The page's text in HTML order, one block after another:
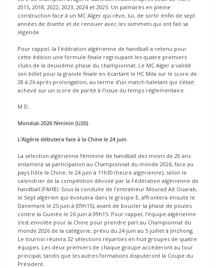
2015, 2018, 2022, 2023, 2024 et 2025. Un palmarès en pleine
construction face à un MC Alger qui rêve, lui, de sortir enfin de sept
années de disette et de renouer avec les sommets qui ont fait sa
légende.
Pour rappel, la Fédération algérienne de handball a retenu pour
cette édition une formule finale regroupant les quatre premiers
clubs de la deuxième phase du championnat. Le MC Alger a validé
son billet pour la grande finale en écartant le HC Mila sur le score de
28 à 26 après prolongation, au terme d’un match haletant qui s’était
achevé sur un score de parité à l’issue du temps réglementaire.
M.D.
Mondial-2026 féminin (U20)
L’Algérie débutera face à la Chine le 24 juin
La sélection algérienne féminine de handball des moins de 20 ans
entamera sa participation au Championnat du monde 2026, face au
pays hôte la Chine, le 24 juin à 11h30 (heure algérienne), selon le
calendrier de la compétition dévoilé par la Fédération algérienne de
handball (FAHB). Sous la conduite de l’entraîneur Mourad Ait Ouarab,
le Sept algérien qui évoluera dans le groupe E, affrontera ensuite le
Danemark le 25 juin à (09h15), avant de boucler la phase de poules
contre la Guinée le 26 juin à 09h15. Pour rappel, l’équipe algérienne
s’est envolée pour la Chine pour prendre part au Championnat du
monde 2026 de la catégorie, prévu du 24 juin au 5 juillet à Jinzhong.
Le tournoi réunira 32 sélections réparties en huit groupes de quatre
équipes. Les deux premiers de chaque groupe accéderont au tour
principal, tandis que les autres formations disputeront la Coupe du
Président.